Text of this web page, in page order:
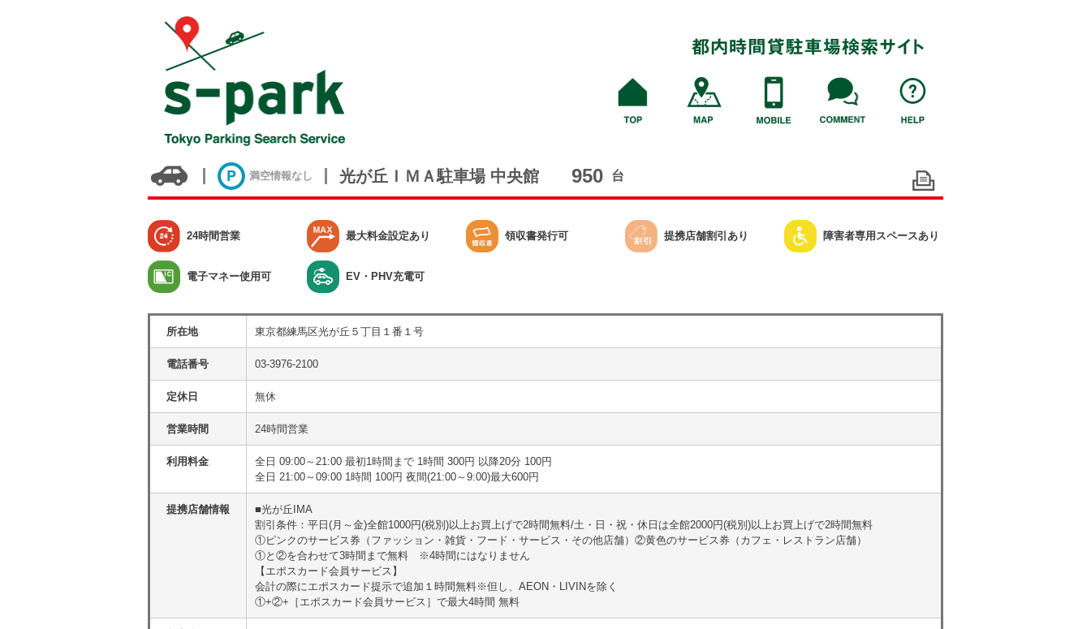
満空情報なし 光が丘ＩＭＡ駐車場 中央館 950 台
24時間営業 最大料金設定あり 領収書発行可 提携店舗割引あり 障害者専用スペースあり
電子マネー使用可 EV・PHV充電可
所在地 東京都練馬区光が丘５丁目１番１号
電話番号 03-3976-2100
定休日 無休
営業時間 24時間営業
利用料金
全日 09:00～21:00 最初1時間まで 1時間 300円 以降20分 100円
全日 21:00～09:00 1時間 100円 夜間(21:00～9:00)最大600円
提携店舗情報
■光が丘IMA
割引条件：平日(月～金)全館1000円(税別)以上お買上げで2時間無料/土・日・祝・休日は全館2000円(税別)以上お買上げで2時間無料
①ピンクのサービス券（ファッション・雑貨・フード・サービス・その他店舗）②黄色のサービス券（カフェ・レストラン店舗）
①と②を合わせて3時間まで無料 ※4時間にはなりません
【エポスカード会員サービス】
会計の際にエポスカード提示で追加１時間無料※但し、AEON・LIVINを除く
①+②+［エポスカード会員サービス］で最大4時間 無料